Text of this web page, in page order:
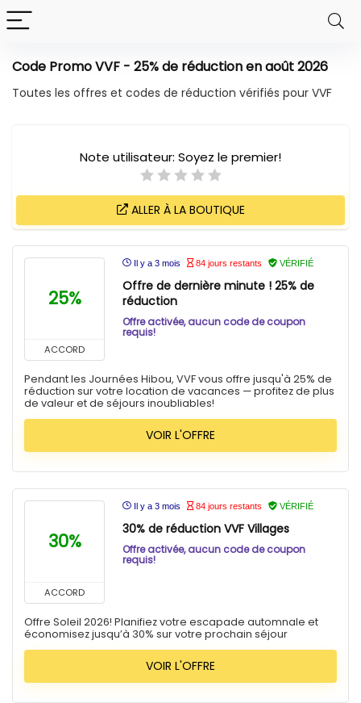
Code Promo VVF - 25% de réduction en août 2026
Toutes les offres et codes de réduction vérifiés pour VVF
Note utilisateur: Soyez le premier!
ALLER À LA BOUTIQUE
25%
ACCORD
Il y a 3 mois 84 jours restants VÉRIFIÉ
Offre de dernière minute ! 25% de
réduction
Offre activée, aucun code de coupon
requis!
Pendant les Journées Hibou, VVF vous offre jusqu'à 25% de
réduction sur votre location de vacances — profitez de plus
de valeur et de séjours inoubliables!
VOIR L'OFFRE
30%
ACCORD
Il y a 3 mois 84 jours restants VÉRIFIÉ
30% de réduction VVF Villages
Offre activée, aucun code de coupon
requis!
Offre Soleil 2026! Planifiez votre escapade automnale et
économisez jusqu’à 30% sur votre prochain séjour
VOIR L'OFFRE